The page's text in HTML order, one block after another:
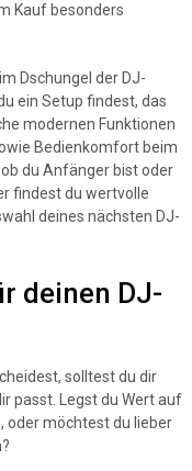
Kauf besonders
Dschungel der DJ-
ein Setup findest, das
modernen Funktionen
Bedienkomfort beim
du Anfänger bist oder
findest du wertvolle
deines nächsten DJ-
deinen DJ-
solltest du dir
passt. Legst du Wert auf
oder möchtest du lieber